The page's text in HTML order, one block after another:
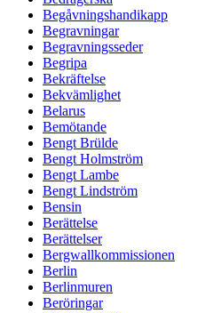
Begåvningshandikapp
Begravningar
Begravningsseder
Begripa
Bekräftelse
Bekvämlighet
Belarus
Bemötande
Bengt Brülde
Bengt Holmström
Bengt Lambe
Bengt Lindström
Bensin
Berättelse
Berättelser
Bergwallkommissionen
Berlin
Berlinmuren
Beröringar